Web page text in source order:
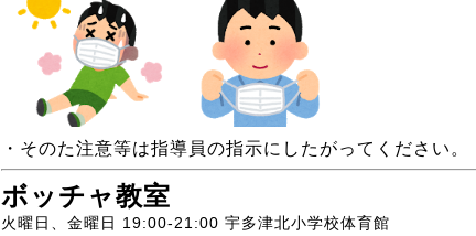
・そのた注意等は指導員の指示にしたがってください。
ボッチャ教室
火曜日、金曜日 19:00-21:00 宇多津北小学校体育館